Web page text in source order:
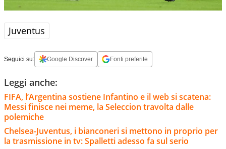
Juventus
Seguici su: Google Discover Fonti preferite
Leggi anche:
FIFA, l’Argentina sostiene Infantino e il web si scatena:
Messi finisce nei meme, la Seleccion travolta dalle
polemiche
Chelsea-Juventus, i bianconeri si mettono in proprio per
la trasmissione in tv: Spalletti adesso fa sul serio